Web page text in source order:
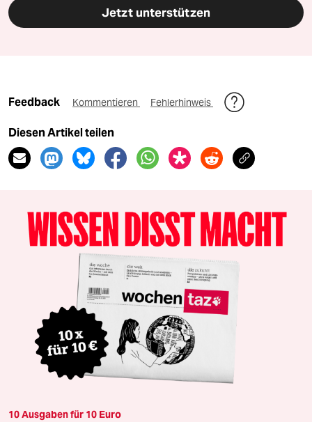
Jetzt unterstützen
Feedback Kommentieren Fehlerhinweis
Diesen Artikel teilen
10 Ausgaben für 10 Euro